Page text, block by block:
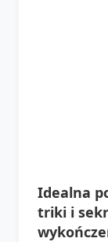
Idealna
triki i